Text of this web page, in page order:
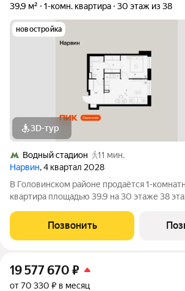
39,9 м²
1-комн. квартира 30 этаж из 38
новостройка
3D-тур
Водный стадион
11 мин.
Нарвин, 4 квартал 2028
В Головинском районе продаётся 1-
квартира площадью 39.9 на 30 этаже 38
расположение 10 минут пешком до
стадион» и 20 минут до МЦК «Коптево».
Позвонить
19 577 670 ₽
от 70 330 ₽ в месяц